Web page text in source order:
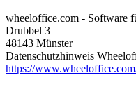
wheeloffice.com - Software
Drubbel 3
48143 Münster
Datenschutzhinweis
https://